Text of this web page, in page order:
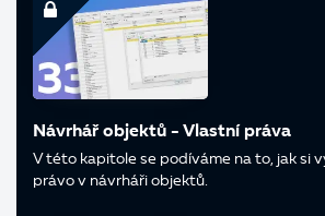
Návrhář objektů - Vlastní práva
V této kapitole se podíváme na to, jak si
právo v návrháři objektů.